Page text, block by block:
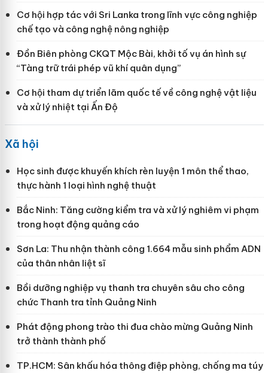
Cơ hội hợp tác với Sri Lanka trong lĩnh vực công nghiệp
chế tạo và công nghệ nông nghiệp
Đồn Biên phòng CKQT Mộc Bài, khởi tố vụ án hình sự
“Tàng trữ trái phép vũ khí quân dụng”
Cơ hội tham dự triển lãm quốc tế về công nghệ vật liệu
và xử lý nhiệt tại Ấn Độ
Xã hội
Học sinh được khuyến khích rèn luyện 1 môn thể thao,
thực hành 1 loại hình nghệ thuật
Bắc Ninh: Tăng cường kiểm tra và xử lý nghiêm vi phạm
trong hoạt động quảng cáo
Sơn La: Thu nhận thành công 1.664 mẫu sinh phẩm ADN
của thân nhân liệt sĩ
Bồi dưỡng nghiệp vụ thanh tra chuyên sâu cho công
chức Thanh tra tỉnh Quảng Ninh
Phát động phong trào thi đua chào mừng Quảng Ninh
trở thành thành phố
TP.HCM: Sân khấu hóa thông điệp phòng, chống ma túy